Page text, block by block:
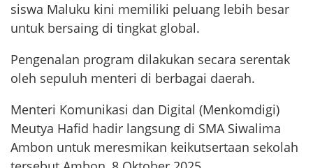
siswa Maluku kini memiliki peluang lebih besar
untuk bersaing di tingkat global.
Pengenalan program dilakukan secara serentak
oleh sepuluh menteri di berbagai daerah.
Menteri Komunikasi dan Digital (Menkomdigi)
Meutya Hafid hadir langsung di SMA Siwalima
Ambon untuk meresmikan keikutsertaan sekolah